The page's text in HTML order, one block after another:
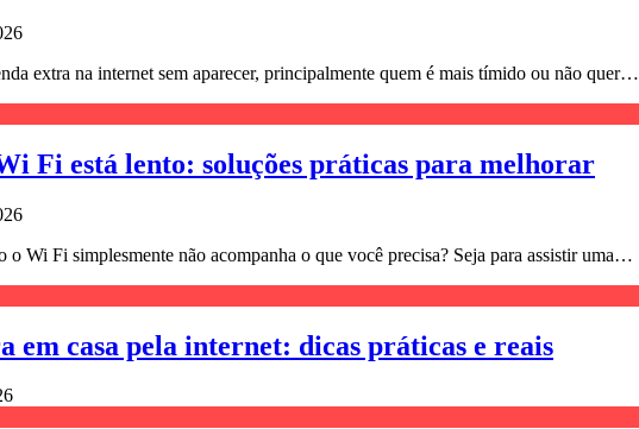
extra na internet sem aparecer, principalmente quem é mais tímido ou não quer…
Fi está lento: soluções práticas para melhorar
o Wi Fi simplesmente não acompanha o que você precisa? Seja para assistir uma…
em casa pela internet: dicas práticas e reais